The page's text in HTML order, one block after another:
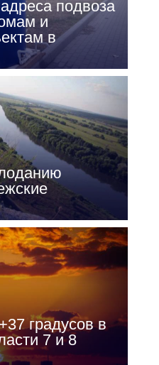
подвоза
и
в
градусов в
7 и 8